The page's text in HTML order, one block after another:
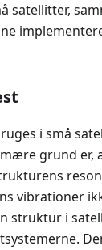
satellitter,
i små
grund er,
vibrationer
struktur i